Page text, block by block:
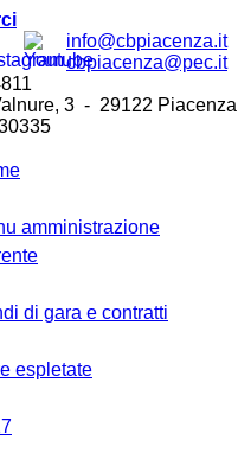
info@cbpiacenza.it
cbpiacenza@pec.it
3 - 29122 Piacenza
amministrazione
di gara e contratti
espletate